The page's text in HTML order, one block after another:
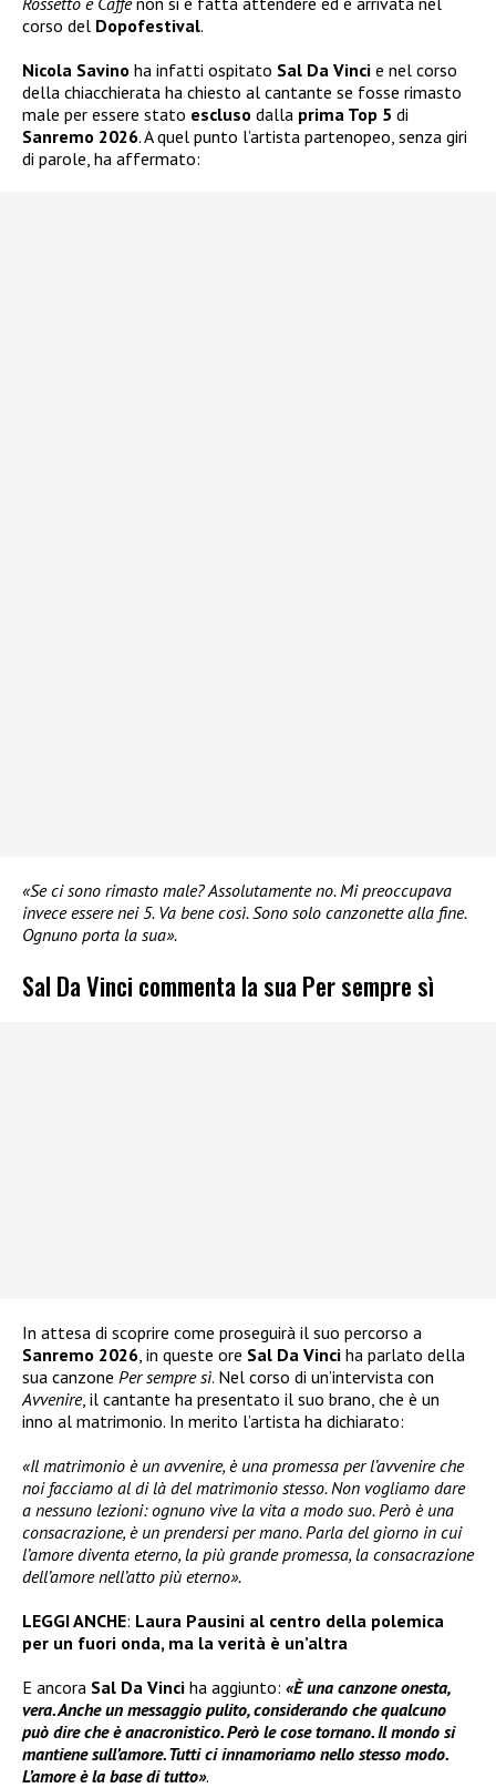
corso del Dopofestival.
Nicola Savino ha infatti ospitato Sal Da Vinci e nel corso
della chiacchierata ha chiesto al cantante se fosse rimasto
male per essere stato escluso dalla prima Top 5 di
Sanremo 2026. A quel punto l’artista partenopeo, senza giri
di parole, ha affermato:
«Se ci sono rimasto male? Assolutamente no. Mi preoccupava
invece essere nei 5. Va bene così. Sono solo canzonette alla fine.
Ognuno porta la sua».
Sal Da Vinci commenta la sua Per sempre sì
In attesa di scoprire come proseguirà il suo percorso a
Sanremo 2026 , in queste ore Sal Da Vinci ha parlato della
sua canzone Per sempre sì. Nel corso di un’intervista con
Avvenire, il cantante ha presentato il suo brano, che è un
inno al matrimonio. In merito l’artista ha dichiarato:
«Il matrimonio è un avvenire, è una promessa per l’avvenire che
noi facciamo al di là del matrimonio stesso. Non vogliamo dare
a nessuno lezioni: ognuno vive la vita a modo suo. Però è una
consacrazione, è un prendersi per mano. Parla del giorno in cui
l’amore diventa eterno, la più grande promessa, la consacrazione
dell’amore nell’atto più eterno».
LEGGI ANCHE: Laura Pausini al centro della polemica
per un fuori onda, ma la verità è un’altra
E ancora Sal Da Vinci ha aggiunto: «È una canzone onesta,
vera. Anche un messaggio pulito, considerando che qualcuno
può dire che è anacronistico. Però le cose tornano. Il mondo si
mantiene sull’amore. Tutti ci innamoriamo nello stesso modo.
L’amore è la base di tutto».